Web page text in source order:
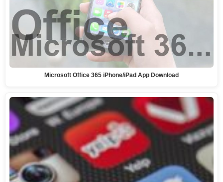
Microsoft Office 365 iPhone/iPad App Download